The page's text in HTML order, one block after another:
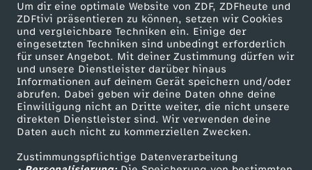
Um dir eine optimale Website von ZDF, ZDFheute und
ZDFtivi präsentieren zu können, setzen wir Cookies
und vergleichbare Techniken ein. Einige der
eingesetzten Techniken sind unbedingt erforderlich
für unser Angebot. Mit deiner Zustimmung dürfen wir
und unsere Dienstleister darüber hinaus
Informationen auf deinem Gerät speichern und/oder
abrufen. Dabei geben wir deine Daten ohne deine
Einwilligung nicht an Dritte weiter, die nicht unsere
direkten Dienstleister sind. Wir verwenden deine
Daten auch nicht zu kommerziellen Zwecken.
Zustimmungspflichtige Datenverarbeitung
E
R
I
E
N
Mehr ZDF
ZDF-Apps
Smart TV
ZDFtext
Livestreams
Service
ZDFmitreden
Kontakt zum ZDF
Tickets
Zuschauerservice